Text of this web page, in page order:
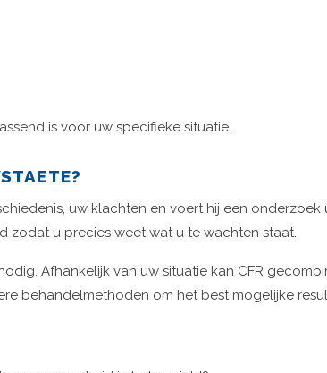
is voor uw specifieke situatie.
uw klachten en voert hij een onderzoek
zodat u precies weet wat u te wachten staat.
Afhankelijk van uw situatie kan CFR
behandelmethoden om het best mogelijke